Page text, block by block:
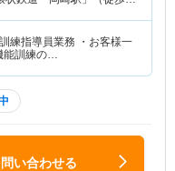
練指導員業務 ・お客様一
能訓練の…
い合わせる